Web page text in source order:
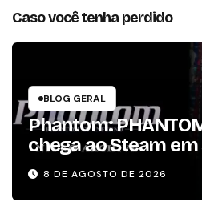
Caso você tenha perdido
BLOG GERAL
Phantom:
chega ao Steam
conteúdo da
2013
8 DE AGOSTO DE 2026